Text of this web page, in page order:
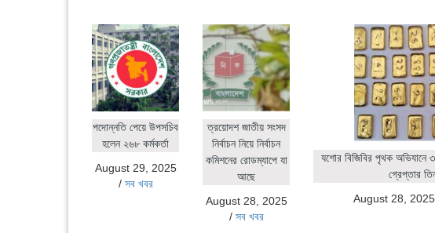
পদোন্নতি পেয়ে উপসচিব
হলেন ২৬৮ কর্মকর্তা
August 29, 2025
/ সব খবর
ত্রয়োদশ জাতীয় সংসদ
নির্বাচন নিয়ে নির্বাচন
কমিশনের রোডম্যাপে যা
আছে
August 28, 2025
/ সব খবর
যশোর বিজিবির পৃথক অভিযানে
গ্রেপ্তার
August 28, 2025